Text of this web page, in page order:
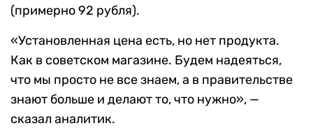
(примерно 92 рубля).
«Установленная цена есть, но нет продукта.
Как в советском магазине. Будем надеяться,
что мы просто не все знаем, а в правительстве
знают больше и делают то, что нужно», —
сказал аналитик.